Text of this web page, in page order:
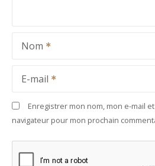
Nom
E-mail
Enregistrer mon nom, mon e-mail
navigateur pour mon prochain